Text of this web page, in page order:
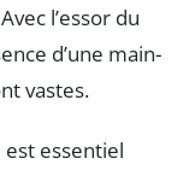
l’essor du
d’une main-
vastes.
essentiel